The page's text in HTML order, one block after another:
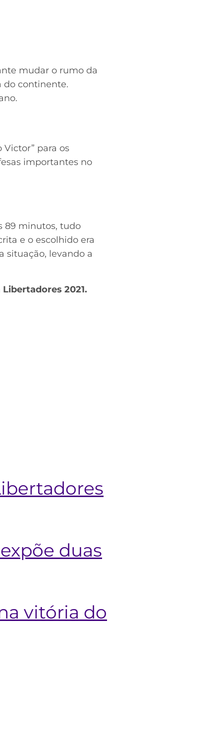
mudar o rumo da
do continente.
para os
importantes no
89 minutos, tudo
e o escolhido era
situação, levando a
2021.
duas
vitória do